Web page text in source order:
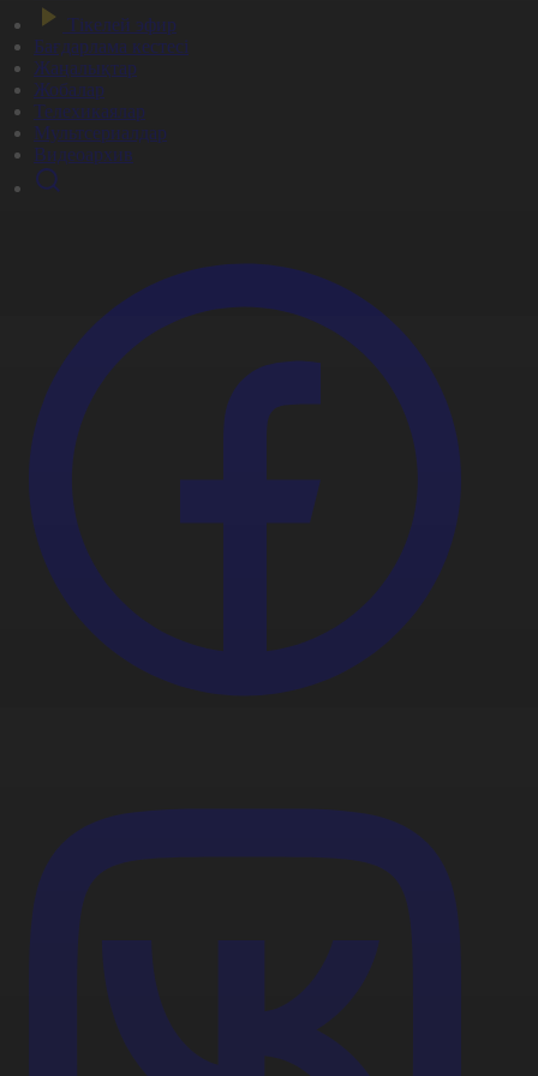
Тікелей эфир
Бағдарлама кестесі
Жаңалықтар
Жобалар
Телехикаялар
Мультсериалдар
Видеоархив